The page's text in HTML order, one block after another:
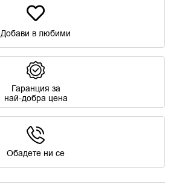
Добави в любими
Гаранция за
най-добра цена
Обадете ни се